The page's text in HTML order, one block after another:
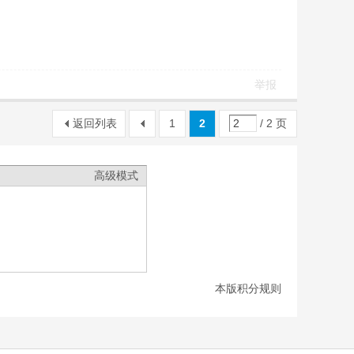
举报
1 2 / 2 页
返回列表
高级模式
本版积分规则